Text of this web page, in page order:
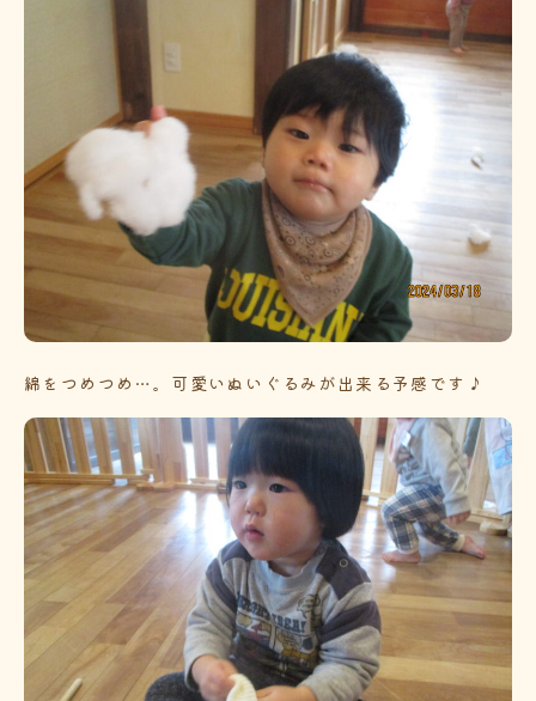
綿をつめつめ…。可愛いぬいぐるみが出来る予感です♪